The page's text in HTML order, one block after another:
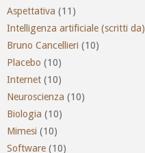
Aspettativa (11)
Intelligenza artificiale (scritti da)
Bruno Cancellieri (10)
Placebo (10)
Internet (10)
Neuroscienza (10)
Biologia (10)
Mimesi (10)
Software (10)